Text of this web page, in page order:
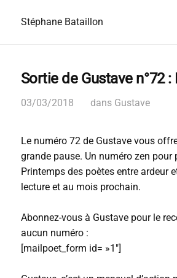
Stéphane Bataillon
Sortie de Gustave n°72
03/03/2018 dans Gustave
Le numéro 72 de Gustave vous
grande pause. Un numéro zen pour
Printemps des poètes entre ardeur
lecture et au mois prochain.
Abonnez-vous à Gustave pour le
aucun numéro :
[mailpoet_form id= »1″]